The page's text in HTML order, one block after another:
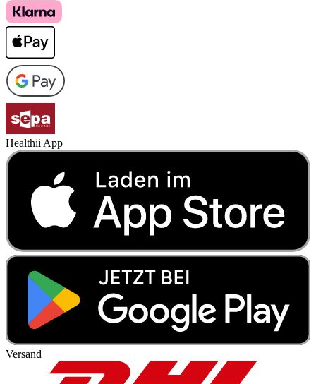
Healthii App
Versand